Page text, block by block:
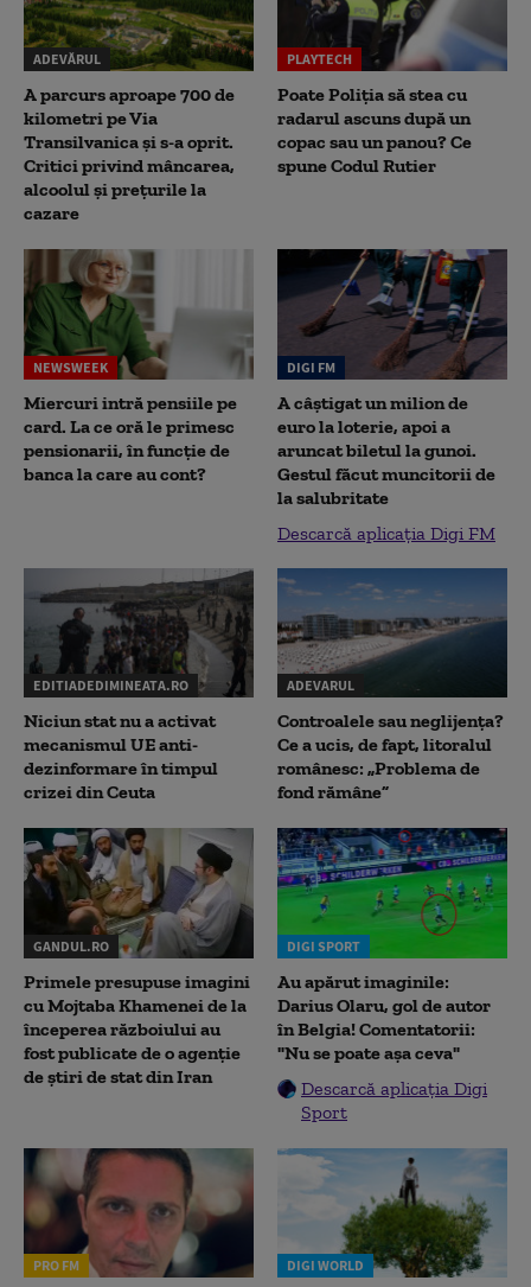
ADEVĂRUL
A parcurs aproape 700 de
kilometri pe Via
Transilvanica și s-a oprit.
Critici privind mâncarea,
alcoolul și prețurile la
cazare
PLAYTECH
Poate Poliția să stea cu
radarul ascuns după un
copac sau un panou? Ce
spune Codul Rutier
NEWSWEEK
Miercuri intră pensiile pe
card. La ce oră le primesc
pensionarii, în funcție de
banca la care au cont?
DIGI FM
A câștigat un milion de
euro la loterie, apoi a
aruncat biletul la gunoi.
Gestul făcut muncitorii de
la salubritate
Descarcă aplicația Digi FM
EDITIADEDIMINEATA.RO
Niciun stat nu a activat
mecanismul UE anti-
dezinformare în timpul
crizei din Ceuta
ADEVARUL
Controalele sau neglijența?
Ce a ucis, de fapt, litoralul
românesc: „Problema de
fond rămâne”
GANDUL.RO
Primele presupuse imagini
cu Mojtaba Khamenei de la
începerea războiului au
fost publicate de o agenție
de știri de stat din Iran
DIGI SPORT
Au apărut imaginile:
Darius Olaru, gol de autor
în Belgia! Comentatorii:
"Nu se poate așa ceva"
Descarcă aplicația Digi
Sport
PRO FM DIGI WORLD